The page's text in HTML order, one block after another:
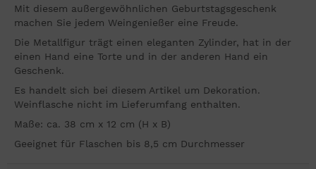
Mit diesem außergewöhnlichen Geburtstagsgeschenk
machen Sie jedem Weingenießer eine Freude.
Die Metallfigur trägt einen eleganten Zylinder, hat in der
einen Hand eine Torte und in der anderen Hand ein
Geschenk.
Es handelt sich bei diesem Artikel um Dekoration.
Weinflasche nicht im Lieferumfang enthalten.
Maße: ca. 38 cm x 12 cm (H x B)
Geeignet für Flaschen bis 8,5 cm Durchmesser